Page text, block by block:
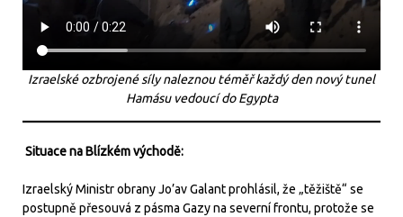
Izraelské ozbrojené síly naleznou téměř každý den nový tunel
Hamásu vedoucí do Egypta
Situace na Blízkém východě:
Izraelský Ministr obrany Jo’av Galant prohlásil, že „těžiště“ se
postupně přesouvá z pásma Gazy na severní frontu, protože se